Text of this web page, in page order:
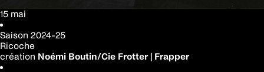
15 mai
Saison 2024-25
Ricoche
création Noémi Boutin/Cie Frotter | Frapper